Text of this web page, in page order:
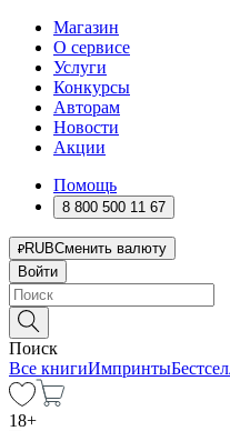
Магазин
О сервисе
Услуги
Конкурсы
Авторам
Новости
Акции
Помощь
8 800 500 11 67
RUBСменить валюту
Войти
Поиск
Все книгиИмпринты
18+